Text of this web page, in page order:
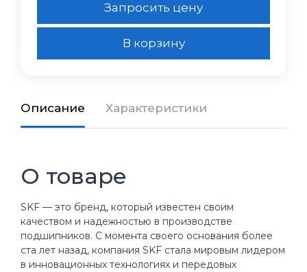
Запросить цену
В корзину
Описание Характеристики
О товаре
SKF — это бренд, который известен своим
качеством и надежностью в производстве
подшипников. С момента своего основания более
ста лет назад, компания SKF стала мировым лидером
в инновационных технологиях и передовых